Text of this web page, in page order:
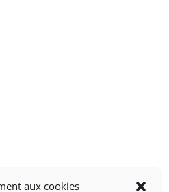
aux cookies